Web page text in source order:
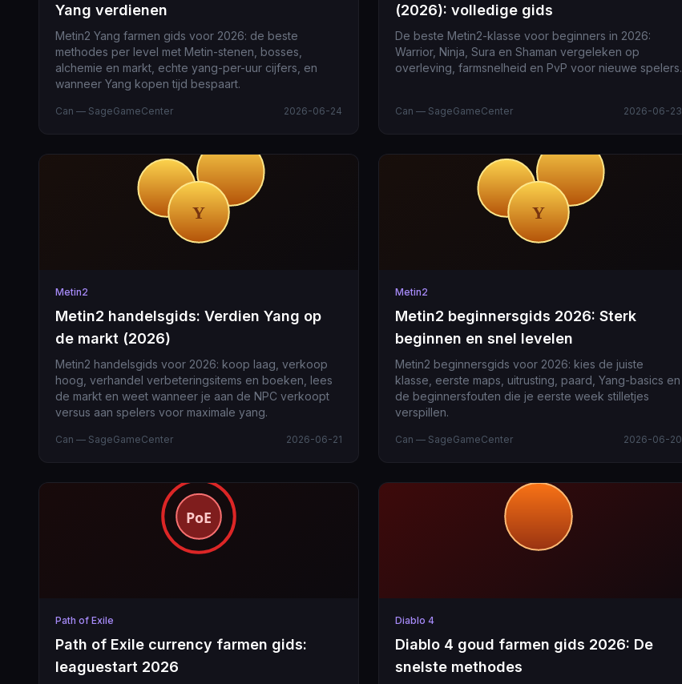
Yang verdienen
Metin2 Yang farmen gids voor 2026: de beste
methodes per level met Metin-stenen, bosses,
alchemie en markt, echte yang-per-uur cijfers, en
wanneer Yang kopen tijd bespaart.
Can — SageGameCenter 2026-06-24
(2026): volledige gids
De beste Metin2-klasse voor beginners in 2026:
Warrior, Ninja, Sura en Shaman vergeleken op
overleving, farmsnelheid en PvP voor nieuwe spelers.
Can — SageGameCenter 2026-06-23
Metin2
Metin2 handelsgids: Verdien Yang op
de markt (2026)
Metin2 handelsgids voor 2026: koop laag, verkoop
hoog, verhandel verbeteringsitems en boeken, lees
de markt en weet wanneer je aan de NPC verkoopt
versus aan spelers voor maximale yang.
Can — SageGameCenter 2026-06-21
Metin2
Metin2 beginnersgids 2026: Sterk
beginnen en snel levelen
Metin2 beginnersgids voor 2026: kies de juiste
klasse, eerste maps, uitrusting, paard, Yang-basics en
de beginnersfouten die je eerste week stilletjes
verspillen.
Can — SageGameCenter 2026-06-20
Path of Exile
Path of Exile currency farmen gids:
leaguestart 2026
Diablo 4
Diablo 4 goud farmen gids 2026: De
snelste methodes